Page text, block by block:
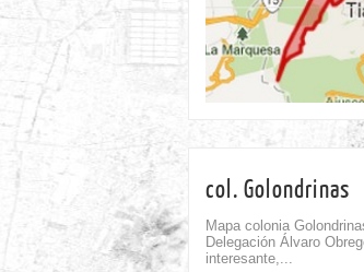
col. Golondrinas
Mapa colonia
Delegación Álvaro
interesante,...